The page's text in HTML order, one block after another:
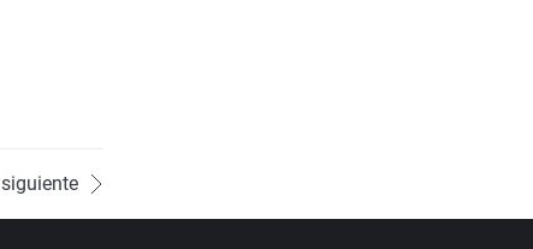
siguiente